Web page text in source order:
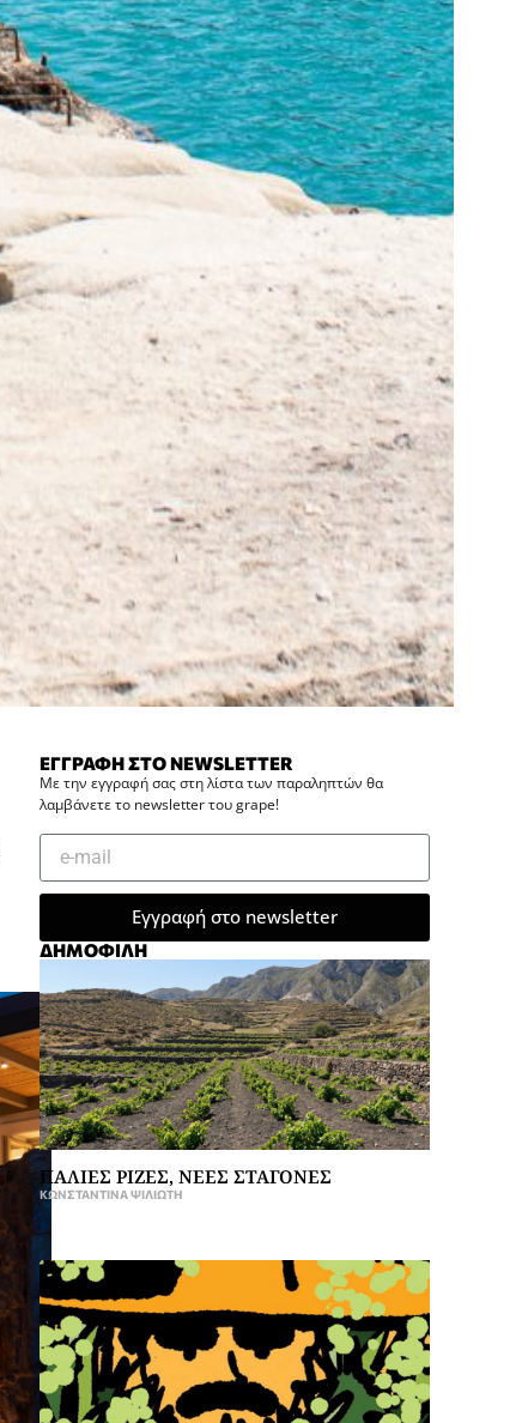
ΕΓΓΡΑΦΗ ΣΤΟ NEWSLETTER
Με την εγγραφή σας στη λίστα των παραληπτών θα
λαμβάνετε το newsletter του grape!
Εγγραφή στο newsletter
ΔΗΜΟΦΙΛΗ
ΠΑΛΙΕΣ ΡΙΖΕΣ, ΝΕΕΣ ΣΤΑΓΟΝΕΣ
ΚΩΝΣΤΑΝΤΊΝΑ ΨΙΛΙΏΤΗ